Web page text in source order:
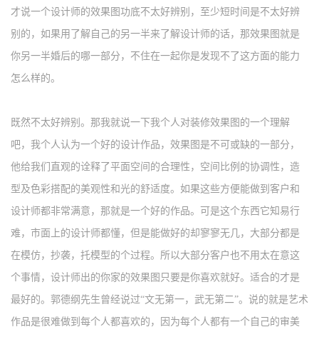
才说一个设计师的效果图功底不太好辨别，至少短时间是不太好辨
别的，如果用了解自己的另一半来了解设计师的话，那效果图就是
你另一半婚后的哪一部分，不住在一起你是发现不了这方面的能力
怎么样的。
既然不太好辨别。那我就说一下我个人对装修效果图的一个理解
吧，我个人认为一个好的设计作品，效果图是不可或缺的一部分，
他给我们直观的诠释了平面空间的合理性，空间比例的协调性，造
型及色彩搭配的美观性和光的舒适度。如果这些方便能做到客户和
设计师都非常满意，那就是一个好的作品。可是这个东西它知易行
难，市面上的设计师都懂，但是能做好的却寥寥无几，大部分都是
在模仿，抄袭，托模型的个过程。所以大部分客户也不用太在意这
个事情，设计师出的你家的效果图只要是你喜欢就好。适合的才是
最好的。郭德纲先生曾经说过“文无第一，武无第二”。说的就是艺术
作品是很难做到每个人都喜欢的，因为每个人都有一个自己的审美